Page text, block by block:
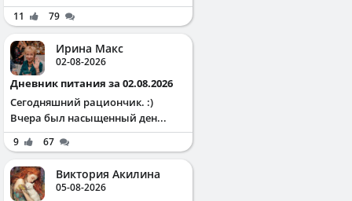
11 79
Ирина Макс
02-08-2026
Дневник питания за 02.08.2026
Сегодняшний рациончик. :)
Вчера был насыщенный ден...
9 67
Виктория Акилина
05-08-2026